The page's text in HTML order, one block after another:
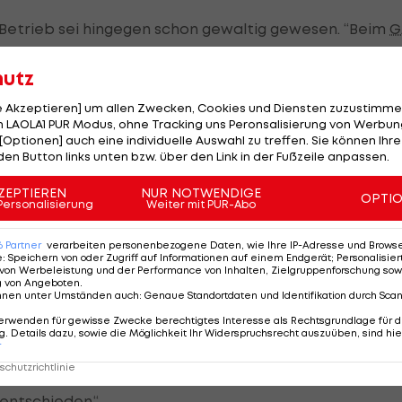
sei hingegen schon gewaltig gewesen. “Beim
natürlich ist da noch ein großer Unterschied zur
ist eine andere, da kann man schon sehr viel
ist mit der Regionalliga so nicht zu vergleichen“,
und die Nationalmannschat an: „Ich denke, dass
Österreich ist.“ Primär möchte er sich „ständig
etablieren.“
. So wie Pollhammer kam auch der 21-Jährige im
für die Red Bull Juniors. „Ich habe dort meine
gab ein gutes Gespräch mit Peter Stöger und
Akzeptieren] um allen Zwecken, Cookies und Diensten
PUR Modus, ohne Tracking uns Peronsalisierung von
auch eine individuelle Auswahl zu treffen. Sie können
Button links unten bzw. über den Link in der Fußzeile anpassen.
NUR NOTWENDIGE
Weiter mit PUR-Abo
Partner verarbeiten personenbezogene Daten, wie Ihre IP-Adresse und
: Speichern von oder Zugriff auf Informationen auf einem Endgerät;
Werbeleistung und der Performance von Inhalten, Zielgruppenforschung
von Angeboten
unter Umständen auch: Genaue Standortdaten und Identifikation durch
für gewisse Zwecke berechtigtes Interesse als Rechtsgrundlage für
Details dazu, sowie die Möglichkeit Ihr Widerspruchsrecht auszuüben, sind